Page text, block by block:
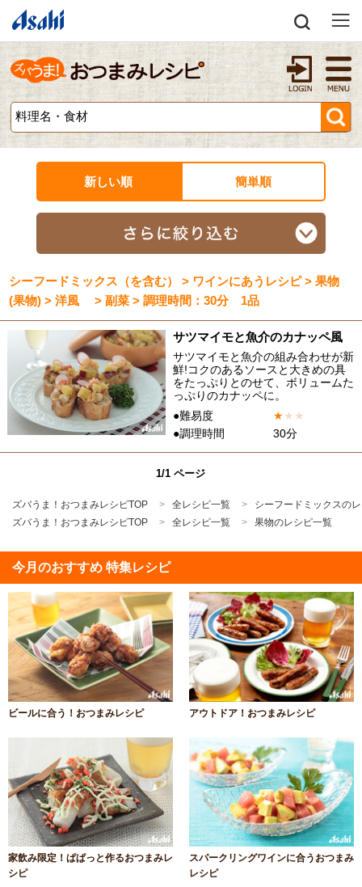
新しい順 簡単順
シーフードミックス（を含む） > ワインにあうレシピ > 果物
(果物) > 洋風 > 副菜 > 調理時間：30分 1品
サツマイモと魚介のカナッペ風
サツマイモと魚介の組み合わせが新
鮮!コクのあるソースと大きめの具
をたっぷりとのせて、ボリュームた
っぷりのカナッペに。
●難易度
★★ ★
●調理時間
30分
1/1 ページ
ズバうま！おつまみレシピTOP 全レシピ一覧
シーフードミックスの
ズバうま！おつまみレシピTOP
全レシピ一覧 果物のレシピ一覧
今月のおすすめ 特集レシピ
ビールに合う！おつまみレシピ アウトドア！おつまみレシピ
家飲み限定！ぱぱっと作るおつまみレ
シピ
スパークリングワインに合うおつまみ
レシピ